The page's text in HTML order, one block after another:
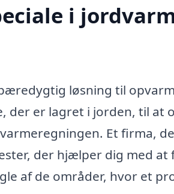
i
løsning til
der er lagret i jorden, til at
Et firma,
der hjælper dig med at
af de områder, hvor et